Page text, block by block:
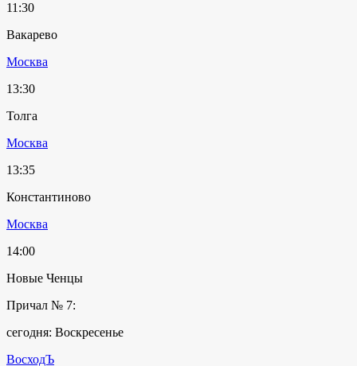
11:30
Вакарево
Москва
13:30
Толга
Москва
13:35
Константиново
Москва
14:00
Новые Ченцы
Причал № 7:
сегодня: Воскресенье
ВосходЪ